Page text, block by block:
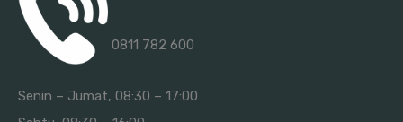
0811 782 600
Senin – Jumat, 08:30 – 17:00